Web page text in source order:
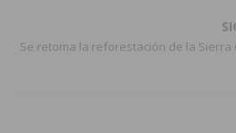
Se retoma la reforestación de la Sierra